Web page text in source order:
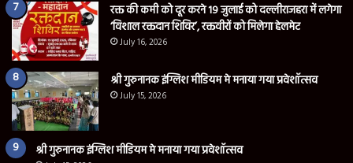
रक्त की कमी को दूर करने 19 जुलाई को दल्लीराजहरा में लगेगा
‘विशाल रक्तदान शिविर’, रक्तवीरों को मिलेगा हेलमेट
July 16, 2026
श्री गुरुनानक इंग्लिश मीडियम मे मनाया गया प्रवेशॉत्सव
July 15, 2026
श्री गुरुनानक इंग्लिश मीडियम मे मनाया गया प्रवेशॉत्सव